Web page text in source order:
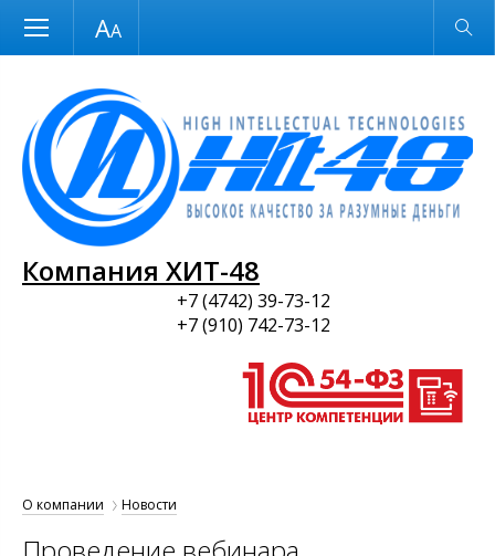
Размер шрифта Обычная версия
Компания ХИТ-48
+7 (4742) 39-73-12
+7 (910) 742-73-12
О компании Новости